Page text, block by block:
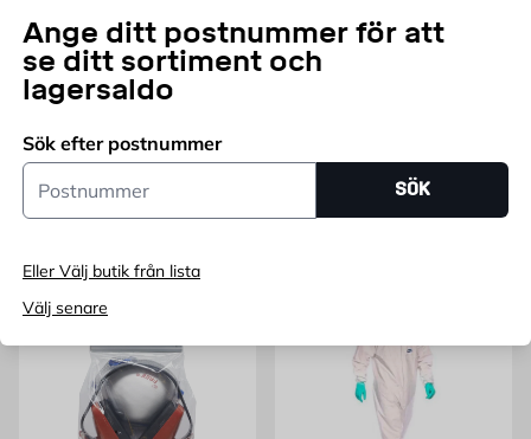
Ange ditt postnummer för att
se ditt sortiment och
lagersaldo
Sök efter postnummer
Postnummer
SÖK
Eller Välj butik från lista
Välj senare
GLOVES PRO
Knäskydd Onesize 2-pack
Slitstark , EN 14404+A1:2010
Pris 159 kr
159
FIXOR
Pris 79.95 kr
KR